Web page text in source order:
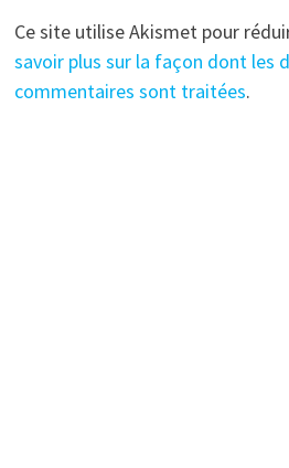
Ce site utilise Akismet pour
savoir plus sur la façon dont les
commentaires sont traitées.